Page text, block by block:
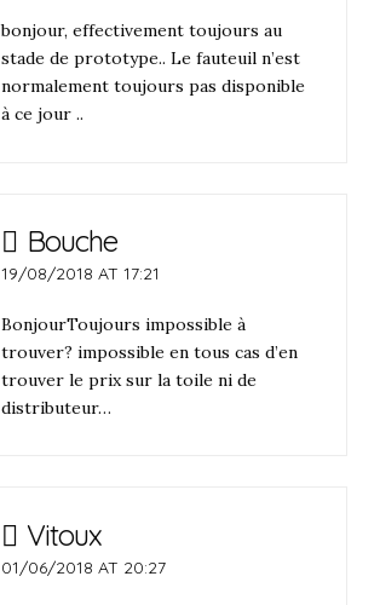
bonjour, effectivement toujours au
stade de prototype.. Le fauteuil n’est
normalement toujours pas disponible
à ce jour ..
Bouche
19/08/2018 AT 17:21
BonjourToujours impossible à
trouver? impossible en tous cas d’en
trouver le prix sur la toile ni de
distributeur…
Vitoux
01/06/2018 AT 20:27